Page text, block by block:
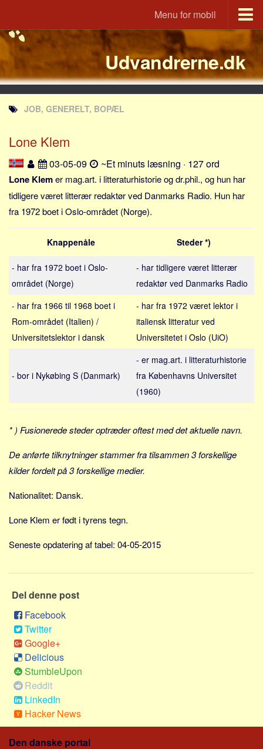
Menu for mobil
Portal
Udvandrerne.dk
Utvandrerne.no
Utvandrarna.se
Tyskland.dk
England.dk
JLKM.dk
Lande
Tyrkiet
Spanien
Sverige
Norge
Thailand
Italien
Grækenland
Alle
Job
Virksomhed
Investering
Pension og opsparing
Social sikring og sundhed
Transport
Økonomi
Jura og regler
Skatter og afgifter
Statistik
Praktisk
Alle
Meta
Udvandrerne.dk
JOB, GENERELT, BOPÆL
Lone Klem
03-05-09 ~Et minuts læsning · 127 ord
Lone Klemer mag.art. i litteraturhistorie og dr.phil., og hun har
tidligere været litterær redaktør ved Danmarks Radio. Hun har
fra 1972 boet i Oslo-området (Norge).
Knappenåle Steder *)
- har fra 1972 boet i Oslo-
området (Norge)
- har tidligere været litterær
redaktør ved Danmarks Radio
- har fra 1966 til 1968 boet i
Rom-området (Italien) /
Universitetslektor i dansk
- har fra 1972 været lektor i
italiensk litteratur ved
Universitetet i Oslo (UiO)
- bor i Nykøbing S (Danmark)
- er mag.art. i litteraturhistorie
fra Københavns Universitet
(1960)
* ) Fusionerede steder optræder oftest med det aktuelle navn.
De anførte tilknytninger stammer fra tilsammen 3 forskellige
kilder fordelt på 3 forskellige medier.
Nationalitet: Dansk.
Lone Klem er født i tyrens tegn.
Seneste opdatering af tabel: 04-05-2015
Del denne post
Facebook
Twitter
Google+
Delicious
StumbleUpon
Reddit
LinkedIn
Hacker News
Den danske portal